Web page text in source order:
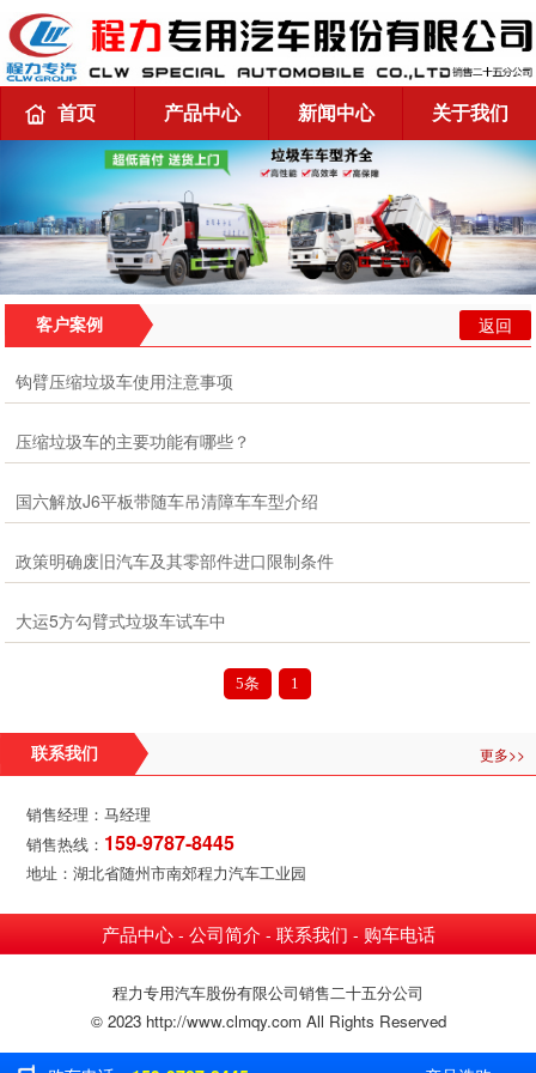
首页 产品中心 新闻中心 关于我们
客户案例 返回
钩臂压缩垃圾车使用注意事项
压缩垃圾车的主要功能有哪些？
国六解放J6平板带随车吊清障车车型介绍
政策明确废旧汽车及其零部件进口限制条件
大运5方勾臂式垃圾车试车中
5条 1
联系我们 更多>>
销售经理：马经理
销售热线： 159-9787-8445
地址：湖北省随州市南郊程力汽车工业园
产品中心- 公司简介 - 联系我们 - 购车电话
程力专用汽车股份有限公司销售二十五分公司
© 2023 http://www.clmqy.com All Rights Reserved